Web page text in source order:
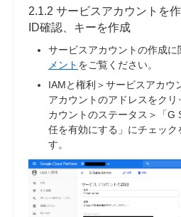
2.1.2 サービスアカウントを
ID確認、キーを作成
サービスアカウントの作成に
メント をご覧ください。
IAMと権利＞サービスアカウ
アカウントのアドレスをク
カウントのステータス＞「G
任を有効にする」にチェック
す。